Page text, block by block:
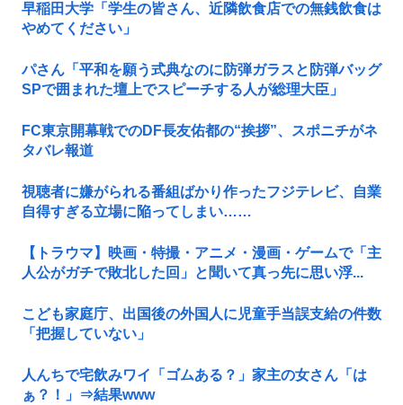
早稲田大学「学生の皆さん、近隣飲食店での無銭飲食は
やめてください」
パさん「平和を願う式典なのに防弾ガラスと防弾バッグ
SPで囲まれた壇上でスピーチする人が総理大臣」
FC東京開幕戦でのDF長友佑都の“挨拶”、スポニチがネ
タバレ報道
視聴者に嫌がられる番組ばかり作ったフジテレビ、自業
自得すぎる立場に陥ってしまい……
【トラウマ】映画・特撮・アニメ・漫画・ゲームで「主
人公がガチで敗北した回」と聞いて真っ先に思い浮...
こども家庭庁、出国後の外国人に児童手当誤支給の件数
「把握していない」
人んちで宅飲みワイ「ゴムある？」家主の女さん「は
ぁ？！」⇒結果www